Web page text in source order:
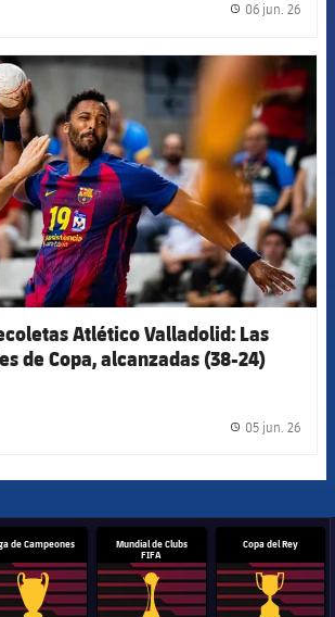
06 jun. 26
FCB Barcelona badge
Atlético Valladolid: Las
de Copa, alcanzadas (38-24)
05 jun. 26
de Campeones
Mundial de Clubs
FIFA
Copa del Rey